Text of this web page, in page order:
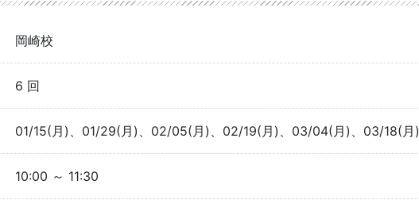
岡崎校
6 回
01/15(月)、01/29(月)、02/05(月)、02/19(月)、03/04(月)、03/18(月)
10:00 ～ 11:30